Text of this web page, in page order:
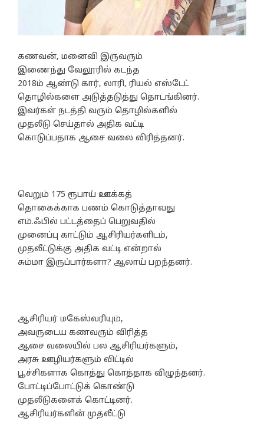
கணவன், மனைவி இருவரும்
இணைந்து வேலூரில் கடந்த
2018ம் ஆண்டு கார், லாரி, ரியல் எஸ்டேட்
தொழில்களை அடுத்தடுத்து தொடங்கினர்.
இவர்கள் நடத்தி வரும் தொழில்களில்
முதலீடு செய்தால் அதிக வட்டி
கொடுப்பதாக ஆசை வலை விரித்தனர்.
வெறும் 175 ரூபாய் ஊக்கத்
தொகைக்காக பணம் கொடுத்தாவது
எம்.ஃபில் பட்டத்தைப் பெறுவதில்
முனைப்பு காட்டும் ஆசிரியர்களிடம்,
முதலீட்டுக்கு அதிக வட்டி என்றால்
சும்மா இருப்பார்களா? ஆலாய் பறந்தனர்.
ஆசிரியர் மகேஸ்வரியும்,
அவருடைய கணவரும் விரித்த
ஆசை வலையில் பல ஆசிரியர்களும்,
அரசு ஊழியர்களும் விட்டில்
பூச்சிகளாக கொத்து கொத்தாக விழுந்தனர்.
போட்டிப்போட்டுக் கொண்டு
முதலீடுகளைக் கொட்டினர்.
ஆசிரியர்களின் முதலீட்டு